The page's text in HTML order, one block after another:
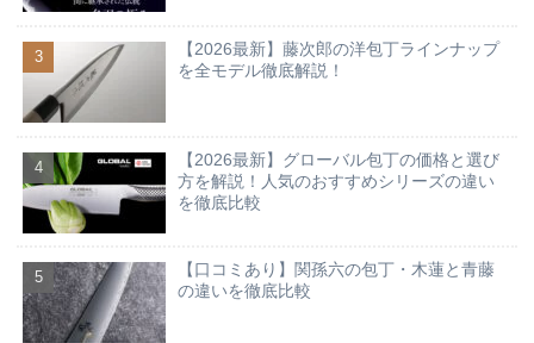
【2026最新】藤次郎の洋包丁ラインナップ
を全モデル徹底解説！
【2026最新】グローバル包丁の価格と選び
方を解説！人気のおすすめシリーズの違い
を徹底比較
【口コミあり】関孫六の包丁・木蓮と青藤
の違いを徹底比較